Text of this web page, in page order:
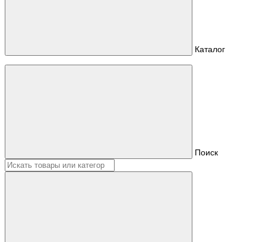
Каталог
Поиск